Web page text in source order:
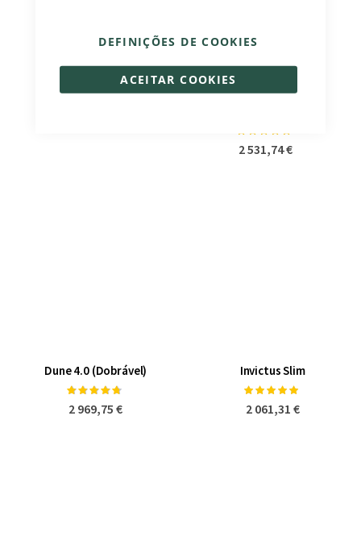
ACEITAR COOKIES
DEFINIÇÕES DE COOKIES
2 531,74 €
Dune 4.0 (Dobrável)
Classificação:
2 969,75 €
Invictus Slim
Classificação:
2 061,31 €